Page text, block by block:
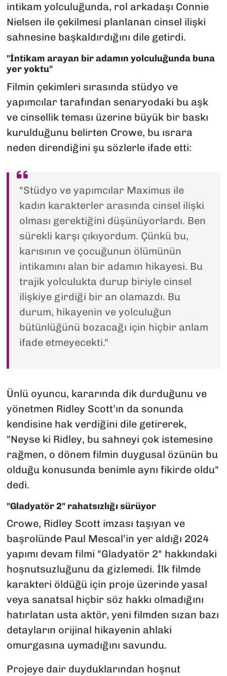
intikam yolculuğunda, rol arkadaşı Connie
Nielsen ile çekilmesi planlanan cinsel ilişki
sahnesine başkaldırdığını dile getirdi.
"İntikam arayan bir adamın yolculuğunda buna
yer yoktu"
Filmin çekimleri sırasında stüdyo ve
yapımcılar tarafından senaryodaki bu aşk
ve cinsellik teması üzerine büyük bir baskı
kurulduğunu belirten Crowe, bu ısrara
neden direndiğini şu sözlerle ifade etti:
"Stüdyo ve yapımcılar Maximus ile
kadın karakterler arasında cinsel ilişki
olması gerektiğini düşünüyorlardı. Ben
sürekli karşı çıkıyordum. Çünkü bu,
karısının ve çocuğunun ölümünün
intikamını alan bir adamın hikayesi. Bu
trajik yolculukta durup biriyle cinsel
ilişkiye girdiği bir an olamazdı. Bu
durum, hikayenin ve yolculuğun
bütünlüğünü bozacağı için hiçbir anlam
ifade etmeyecekti."
Ünlü oyuncu, kararında dik durduğunu ve
yönetmen Ridley Scott’ın da sonunda
kendisine hak verdiğini dile getirerek,
"Neyse ki Ridley, bu sahneyi çok istemesine
rağmen, o dönem filmin duygusal özünün bu
olduğu konusunda benimle aynı fikirde oldu"
dedi.
"Gladyatör 2" rahatsızlığı sürüyor
Crowe, Ridley Scott imzası taşıyan ve
başrolünde Paul Mescal’in yer aldığı 2024
yapımı devam filmi "Gladyatör 2" hakkındaki
hoşnutsuzluğunu da gizlemedi. İlk filmde
karakteri öldüğü için proje üzerinde yasal
veya sanatsal hiçbir söz hakkı olmadığını
hatırlatan usta aktör, yeni filmden sızan bazı
detayların orijinal hikayenin ahlaki
omurgasına uymadığını savundu.
Projeye dair duyduklarından hoşnut